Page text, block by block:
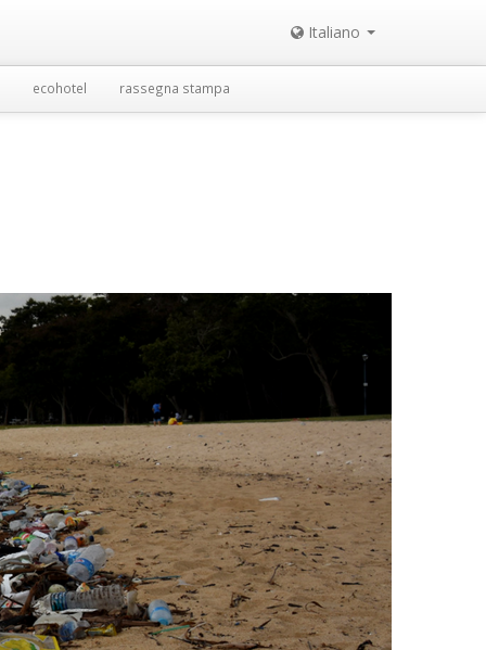
Italiano
ecohotel rassegna stampa